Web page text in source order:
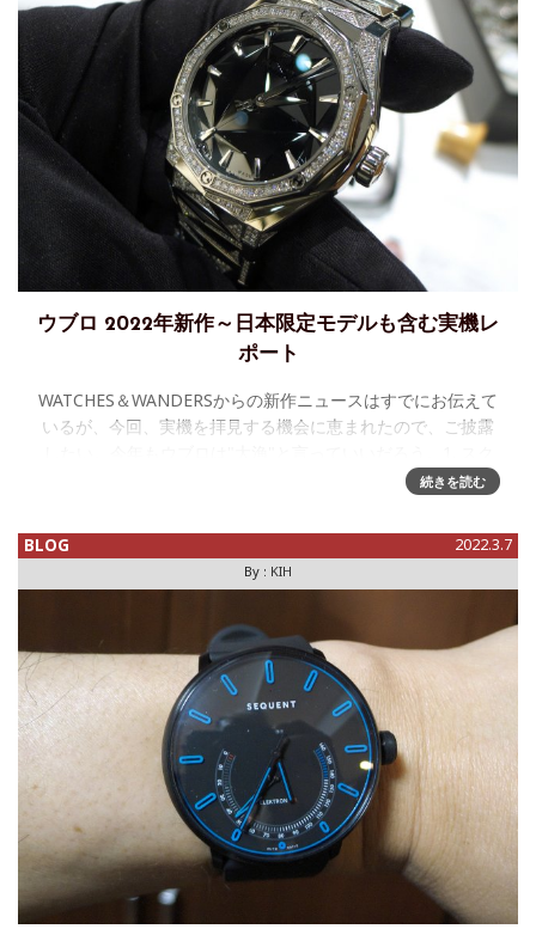
ウブロ 2022年新作～日本限定モデルも含む実機レ
ポート
WATCHES＆WANDERSからの新作ニュースはすでにお伝えて
いるが、今回、実機を拝見する機会に恵まれたので、ご披露
エア・バン ウニコ思ったより大きい、という感想だが、今後
続きを読む
BLOG 2022.3.7
By : KIH